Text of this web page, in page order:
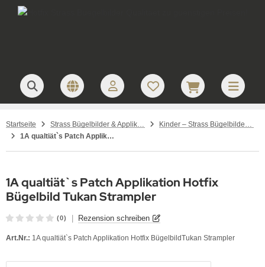
Startseite Strass Bügelbilder & Applikationen zum Aufbügeln
Kinder – Strass Bügelbilder und Applikationen
1A qualtiät`s Patch Applikation Hotfix Bügelbild Tukan Strampler
1A qualtiät`s Patch Applikation Hotfix
Bügelbild Tukan Strampler
(0) Rezension schreiben
Art.Nr.: 1A qualtiät`s Patch Applikation Hotfix BügelbildTukan Strampler